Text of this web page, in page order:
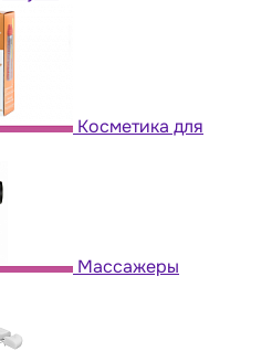
Косметика для
Массажеры